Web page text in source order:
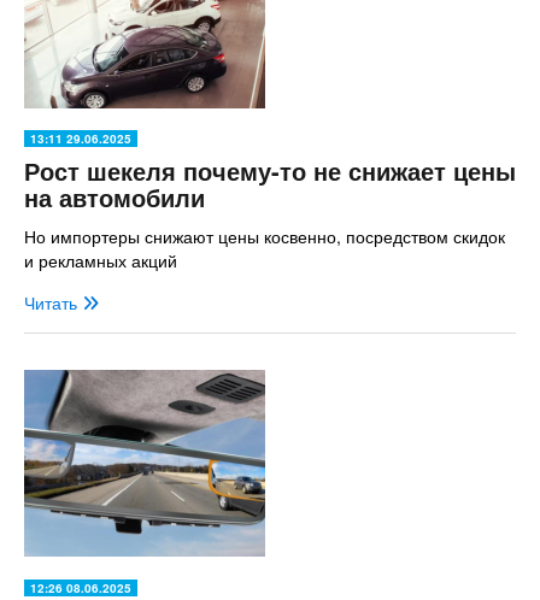
13:11 29.06.2025
Рост шекеля почему-то не снижает цены
на автомобили
Но импортеры снижают цены косвенно, посредством скидок
и рекламных акций
Читать
12:26 08.06.2025